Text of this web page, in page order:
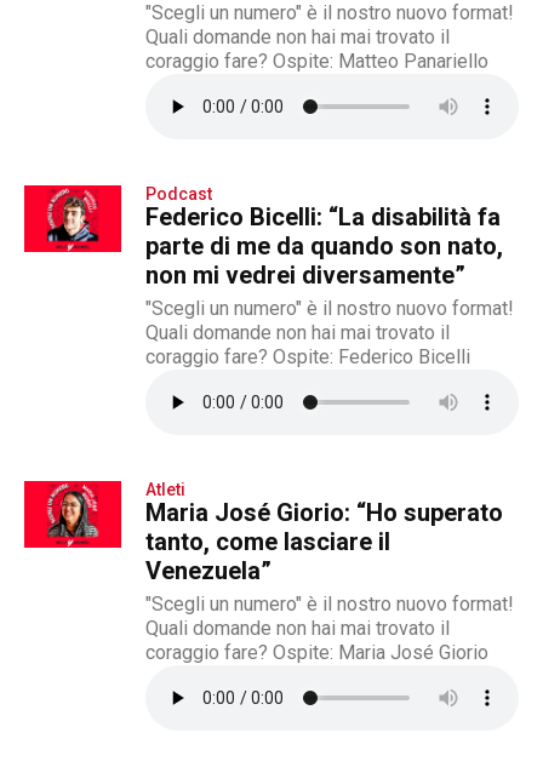
"Scegli un numero" è il nostro nuovo format!
Quali domande non hai mai trovato il
coraggio fare? Ospite: Matteo Panariello
Podcast
Federico Bicelli: “La disabilità fa
parte di me da quando son nato,
non mi vedrei diversamente”
"Scegli un numero" è il nostro nuovo format!
Quali domande non hai mai trovato il
coraggio fare? Ospite: Federico Bicelli
Atleti
Maria José Giorio: “Ho superato
tanto, come lasciare il
Venezuela”
"Scegli un numero" è il nostro nuovo format!
Quali domande non hai mai trovato il
coraggio fare? Ospite: Maria José Giorio